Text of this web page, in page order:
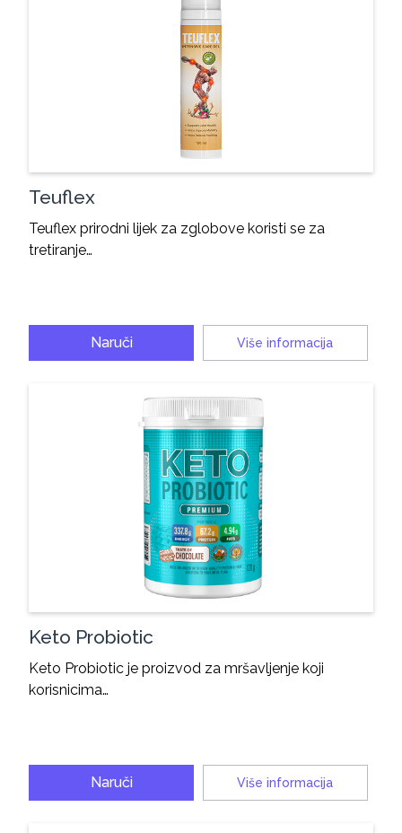
Teuflex
Teuflex prirodni lijek za zglobove koristi se za
tretiranje…
Naruči Više informacija
Keto Probiotic
Keto Probiotic je proizvod za mršavljenje koji
korisnicima…
Naruči Više informacija